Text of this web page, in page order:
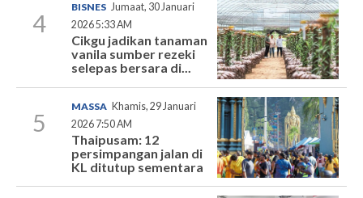
4
BISNES Jumaat, 30 Januari
2026 5:33 AM
Cikgu jadikan tanaman
vanila sumber rezeki
selepas bersara di...
5
MASSA Khamis, 29 Januari
2026 7:50 AM
Thaipusam: 12
persimpangan jalan di
KL ditutup sementara